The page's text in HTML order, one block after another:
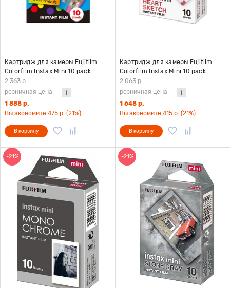
Картридж для камеры Fujifilm
Colorfilm Instax Mini 10 pack
Rainbow
2 363 р. -
розничная цена
1 888 р.
Вы экономите 475 р. (21%)
В корзину
Картридж для камеры Fujifilm
Colorfilm Instax Mini 10 pack
Hearts
2 063 р. -
розничная цена
1 648 р.
Вы экономите 415 р. (21%)
В корзину
-21% -21%